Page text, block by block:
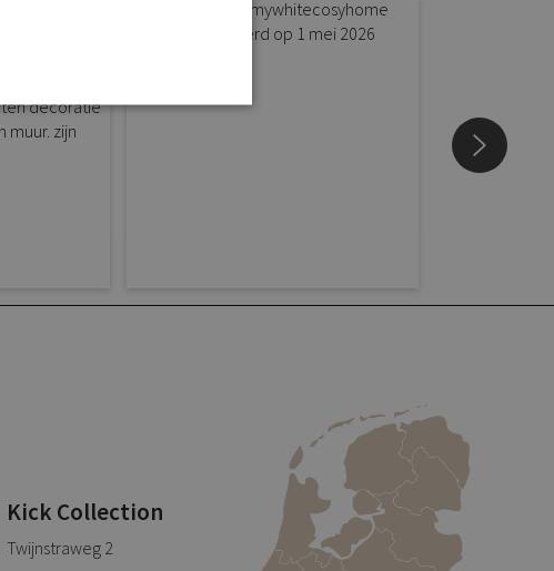
Kick Collection
Twijnstraweg 2